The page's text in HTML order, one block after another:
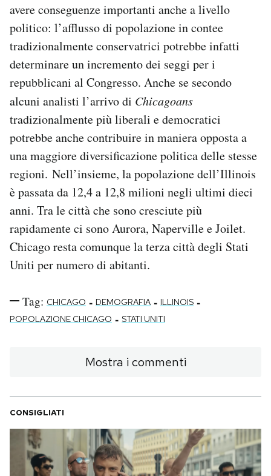
avere conseguenze importanti anche a livello
politico: l’afflusso di popolazione in contee
tradizionalmente conservatrici potrebbe infatti
determinare un incremento dei seggi per i
repubblicani al Congresso. Anche se secondo
alcuni analisti l’arrivo di Chicagoans
tradizionalmente più liberali e democratici
potrebbe anche contribuire in maniera opposta a
una maggiore diversificazione politica delle stesse
regioni. Nell’insieme, la popolazione dell’Illinois
è passata da 12,4 a 12,8 milioni negli ultimi dieci
anni. Tra le città che sono cresciute più
rapidamente ci sono Aurora, Naperville e Joilet.
Chicago resta comunque la terza città degli Stati
Uniti per numero di abitanti.
Tag: CHICAGO - DEMOGRAFIA - ILLINOIS -
POPOLAZIONE CHICAGO - STATI UNITI
Mostra i commenti
CONSIGLIATI